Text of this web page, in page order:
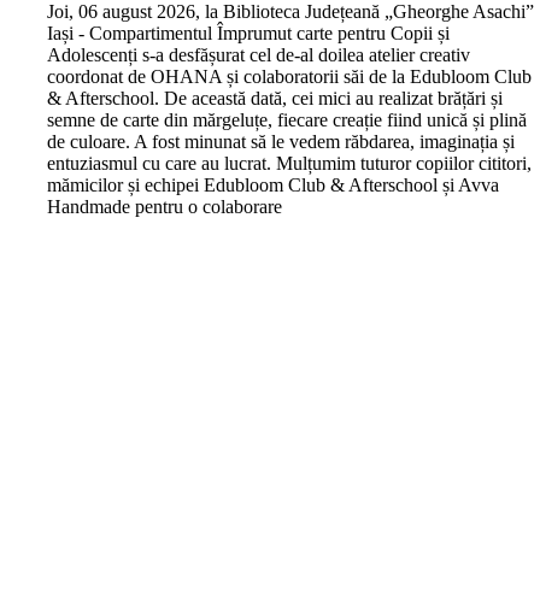
Joi, 06 august 2026, la Biblioteca Județeană „Gheorghe Asachi”
Iași - Compartimentul Împrumut carte pentru Copii și
Adolescenți s-a desfășurat cel de-al doilea atelier creativ
coordonat de OHANA și colaboratorii săi de la Edubloom Club
& Afterschool. De această dată, cei mici au realizat brățări și
semne de carte din mărgeluțe, fiecare creație fiind unică și plină
de culoare. A fost minunat să le vedem răbdarea, imaginația și
entuziasmul cu care au lucrat. Mulțumim tuturor copiilor cititori,
mămicilor și echipei Edubloom Club & Afterschool și Avva
Handmade pentru o colaborare